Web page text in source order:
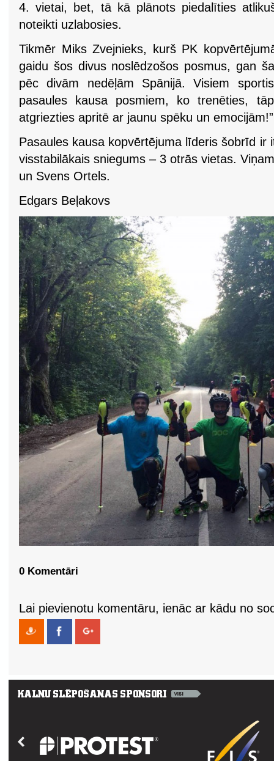
4. vietai, bet, tā kā plānots piedalīties
noteikti uzlabosies.
Tikmēr Miks Zvejnieks, kurš PK
gaidu šos divus noslēdzošos posmus, gan
pēc divām nedēļām Spānijā. Visiem
pasaules kausa posmiem, ko trenēties,
atgriezties apritē ar jaunu spēku un emocijām!”
Pasaules kausa kopvērtējuma līderis šobrīd ir
visstabilākais sniegums – 3 otrās vietas.
un Svens Ortels.
Edgars Beļakovs
0 Komentāri
Lai pievienotu komentāru, ienāc ar kādu no